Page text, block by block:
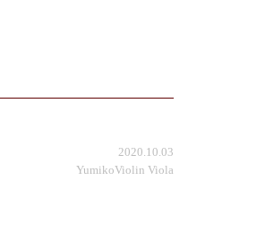
2020.10.03
YumikoViolin Viola